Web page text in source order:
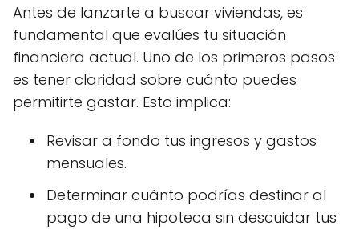
Antes de lanzarte a buscar viviendas, es
fundamental que evalúes tu situación
financiera actual. Uno de los primeros pasos
es tener claridad sobre cuánto puedes
permitirte gastar. Esto implica:
Revisar a fondo tus ingresos y gastos
mensuales.
Determinar cuánto podrías destinar al
pago de una hipoteca sin descuidar tus